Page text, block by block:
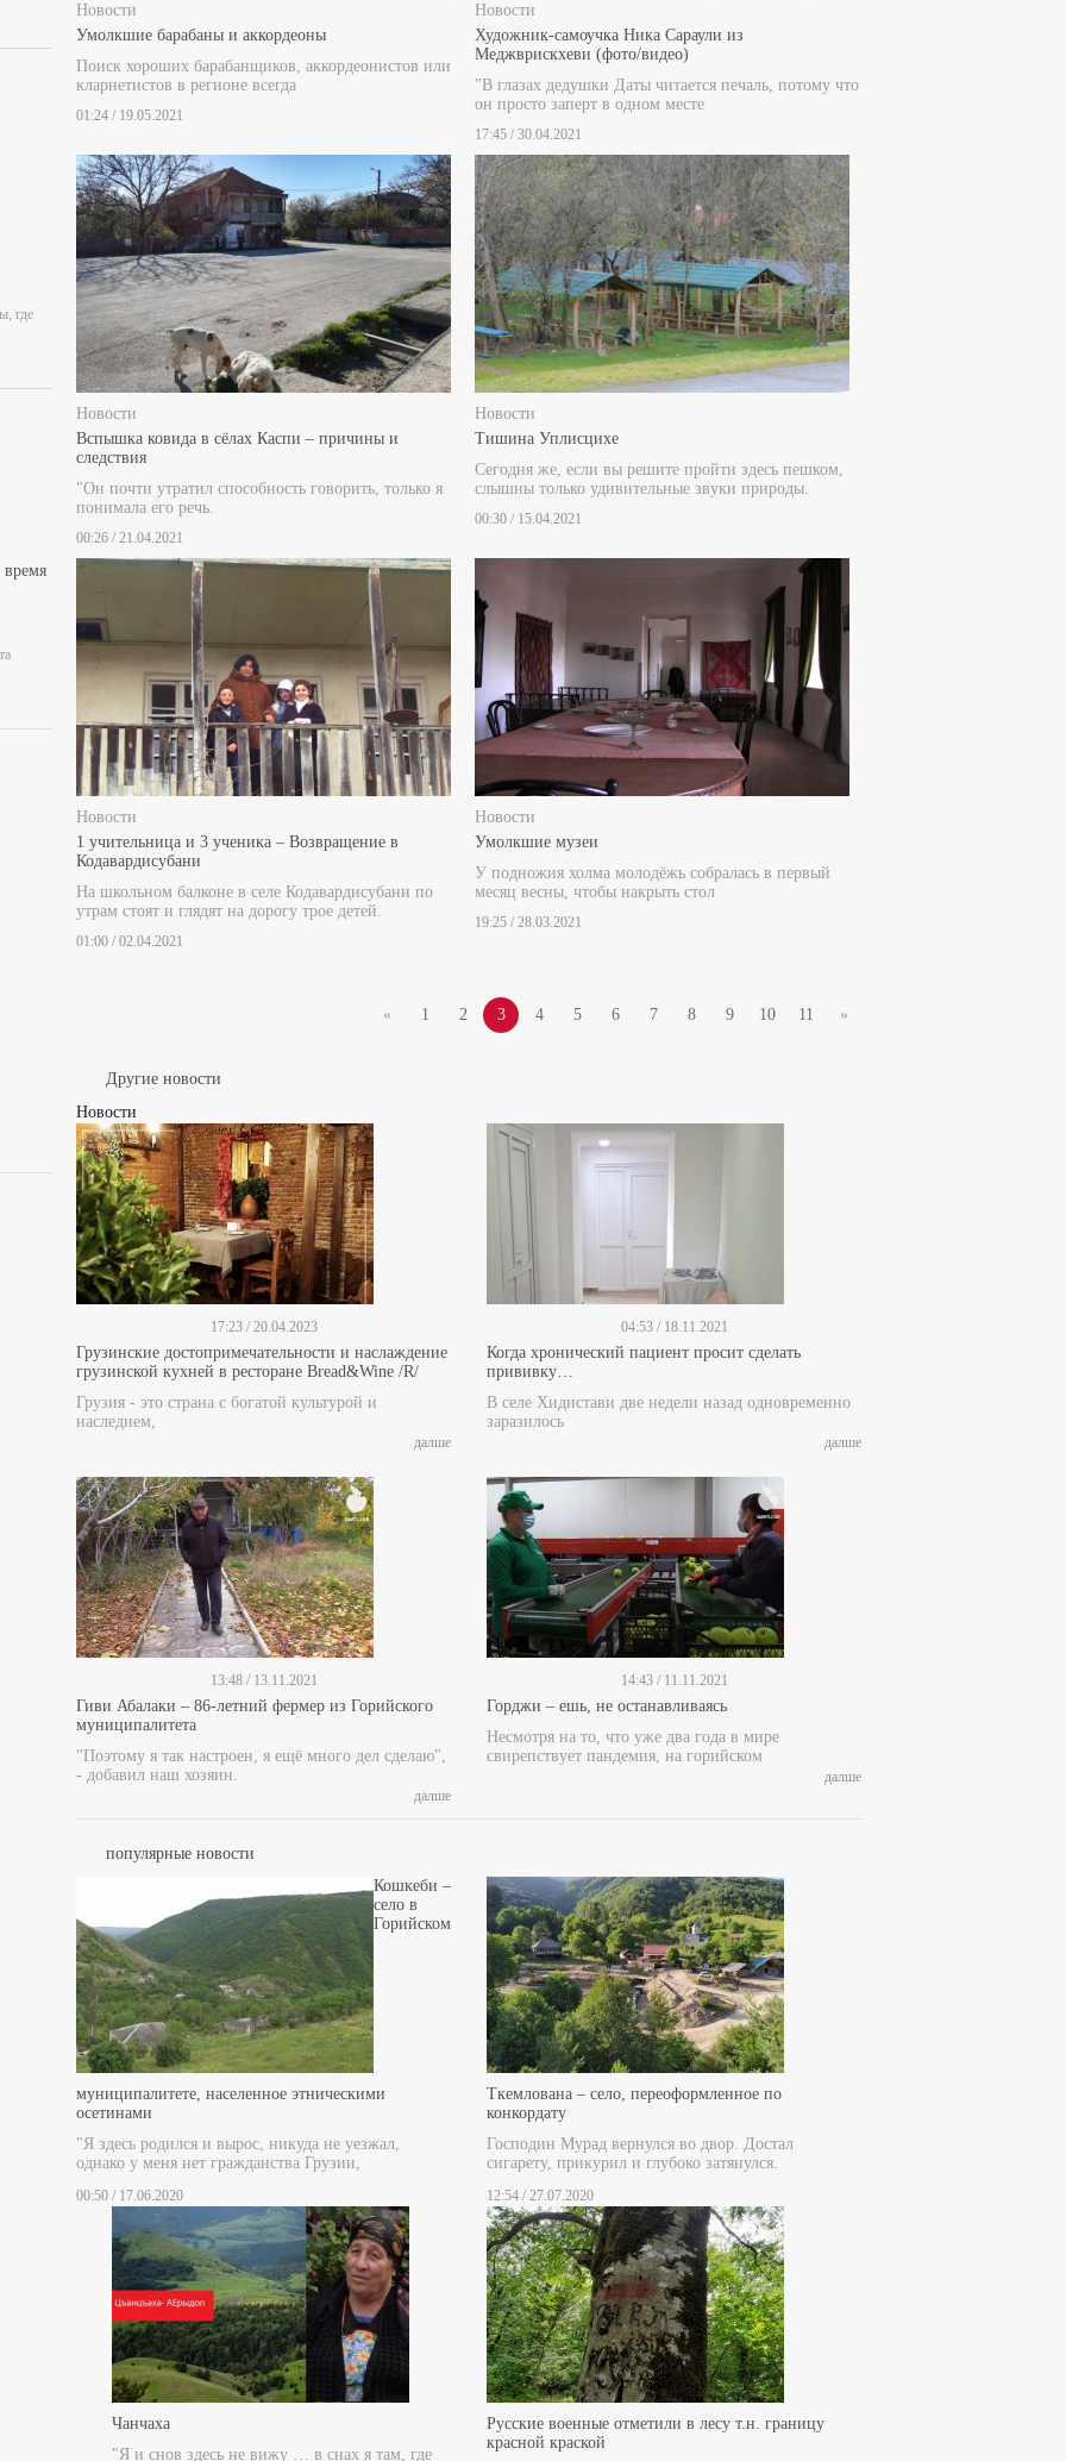
где
Новости
Умолкшие барабаны и аккордеоны
Поиск хороших барабанщиков, аккордеонистов или
кларнетистов в регионе всегда
01:24 / 19.05.2021
Новости
Художник-самоучка Ника Сараули из
Меджврискхеви (фото/видео)
"В глазах дедушки Даты читается печаль, потому что
он просто заперт в одном месте
17:45 / 30.04.2021
Новости
Вспышка ковида в сёлах Каспи – причины и
следствия
"Он почти утратил способность говорить, только я
понимала его речь.
00:26 / 21.04.2021
Новости
Тишина Уплисцихе
Сегодня же, если вы решите пройти здесь пешком,
слышны только удивительные звуки природы.
00:30 / 15.04.2021
Новости
1 учительница и 3 ученика – Возвращение в
Кодавардисубани
На школьном балконе в селе Кодавардисубани по
утрам стоят и глядят на дорогу трое детей.
01:00 / 02.04.2021
Новости
Умолкшие музеи
У подножия холма молодёжь собралась в первый
месяц весны, чтобы накрыть стол
19:25 / 28.03.2021
« 1 2 3 4 5 6 7 8 9 10 11 »
Другие новости
Новости
17:23 / 20.04.2023
Грузинские достопримечательности и наслаждение
грузинской кухней в ресторане Bread&Wine /R/
Грузия - это страна с богатой культурой и
наследием,
далше
04:53 / 18.11.2021
Когда хронический пациент просит сделать
прививку…
В селе Хидистави две недели назад одновременно
заразилось
далше
13:48 / 13.11.2021
Гиви Абалаки – 86-летний фермер из Горийского
муниципалитета
"Поэтому я так настроен, я ещё много дел сделаю",
- добавил наш хозяин.
далше
14:43 / 11.11.2021
Горджи – ешь, не останавливаясь
Несмотря на то, что уже два года в мире
свирепствует пандемия, на горийском
далше
популярные новости
Кошкеби –
село в
Горийском
муниципалитете, населенное этническими
осетинами
"Я здесь родился и вырос, никуда не уезжал,
однако у меня нет гражданства Грузии,
00:50 / 17.06.2020
Ткемлована – село, переоформленное по
конкордату
Господин Мурад вернулся во двор. Достал
сигарету, прикурил и глубоко затянулся.
12:54 / 27.07.2020
Чанчаха
"Я и снов здесь не вижу … в снах я там, где
Русские военные отметили в лесу т.н. границу
красной краской